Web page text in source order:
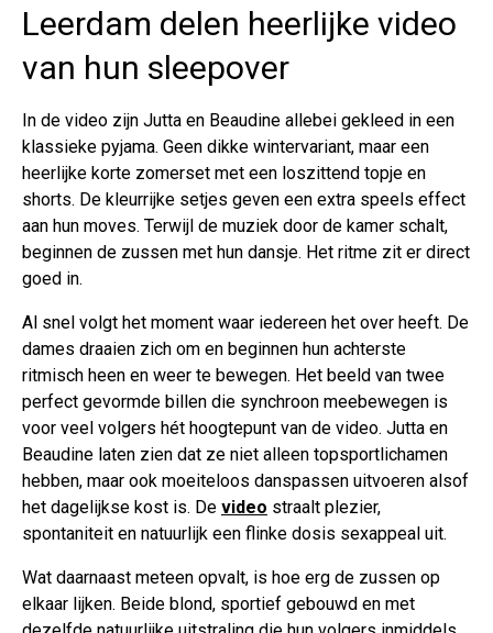
Leerdam delen heerlijke video
van hun sleepover
In de video zijn Jutta en Beaudine allebei gekleed in een
klassieke pyjama. Geen dikke wintervariant, maar een
heerlijke korte zomerset met een loszittend topje en
shorts. De kleurrijke setjes geven een extra speels effect
aan hun moves. Terwijl de muziek door de kamer schalt,
beginnen de zussen met hun dansje. Het ritme zit er direct
goed in.
Al snel volgt het moment waar iedereen het over heeft. De
dames draaien zich om en beginnen hun achterste
ritmisch heen en weer te bewegen. Het beeld van twee
perfect gevormde billen die synchroon meebewegen is
voor veel volgers hét hoogtepunt van de video. Jutta en
Beaudine laten zien dat ze niet alleen topsportlichamen
hebben, maar ook moeiteloos danspassen uitvoeren alsof
het dagelijkse kost is. De video straalt plezier,
spontaniteit en natuurlijk een flinke dosis sexappeal uit.
Wat daarnaast meteen opvalt, is hoe erg de zussen op
elkaar lijken. Beide blond, sportief gebouwd en met